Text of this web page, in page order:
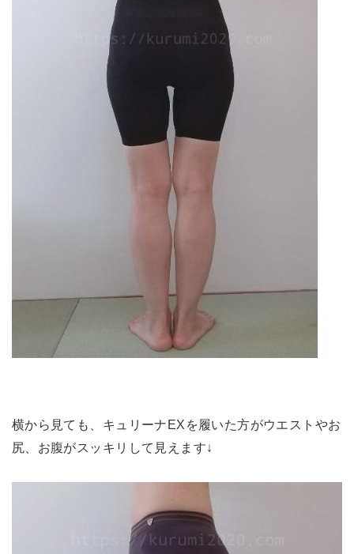
横から見ても、キュリーナEXを履いた方がウエストやお
尻、お腹がスッキリして見えます↓